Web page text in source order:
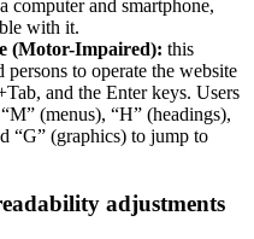
computer and smartphone,
with it.
(Motor-Impaired): this
to operate the website
and the Enter keys. Users
(menus), “H” (headings),
“G” (graphics) to jump to
adjustments